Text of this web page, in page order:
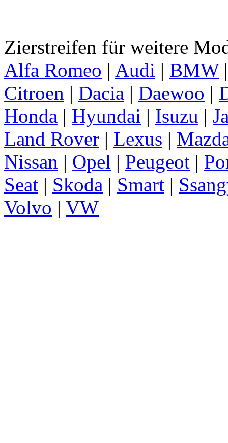
Zierstreifen für weitere
Alfa Romeo | Audi | BMW
Citroen | Dacia | Daewoo |
Honda | Hyundai | Isuzu |
Land Rover | Lexus |
Nissan | Opel | Peugeot |
Seat | Skoda | Smart |
Volvo | VW